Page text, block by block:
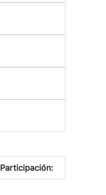
Participación: